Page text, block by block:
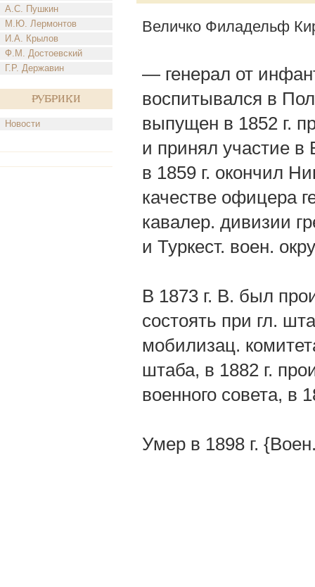
А.С. Пушкин
М.Ю. Лермонтов
И.А. Крылов
Ф.М. Достоевский
Г.Р. Державин
Рубрики
Новости
Величко Филадельф
— генерал от
воспитывался в
выпущен в 1852 г.
и принял участие в
в 1859 г. окончил
качестве офицера
кавалер. дивизии
и Туркест. воен.
В 1873 г. В. был
состоять при гл.
мобилизац.
штаба, в 1882 г.
военного совета, в
Умер в 1898 г.